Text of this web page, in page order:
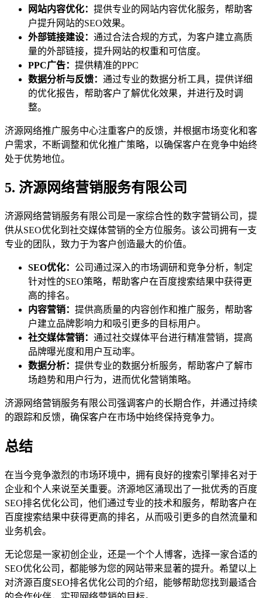
网站内容优化： 提供专业的网站内容优化服务，帮助客
户提升网站的SEO效果。
外部链接建设： 通过合法合规的方式，为客户建立高质
量的外部链接，提升网站的权重和可信度。
PPC广告： 提供精准的PPC
数据分析与反馈： 通过专业的数据分析工具，提供详细
的优化报告，帮助客户了解优化效果，并进行及时调
整。
济源网络推广服务中心注重客户的反馈，并根据市场变化和客
户需求，不断调整和优化推广策略，以确保客户在竞争中始终
处于优势地位。
5. 济源网络营销服务有限公司
济源网络营销服务有限公司是一家综合性的数字营销公司，提
供从SEO优化到社交媒体营销的全方位服务。该公司拥有一支
专业的团队，致力于为客户创造最大的价值。
SEO优化： 公司通过深入的市场调研和竞争分析，制定
针对性的SEO策略，帮助客户在百度搜索结果中获得更
高的排名。
内容营销： 提供高质量的内容创作和推广服务，帮助客
户建立品牌影响力和吸引更多的目标用户。
社交媒体营销： 通过社交媒体平台进行精准营销，提高
品牌曝光度和用户互动率。
数据分析： 提供专业的数据分析服务，帮助客户了解市
场趋势和用户行为，进而优化营销策略。
济源网络营销服务有限公司强调客户的长期合作，并通过持续
的跟踪和反馈，确保客户在市场中始终保持竞争力。
总结
在当今竞争激烈的市场环境中，拥有良好的搜索引擎排名对于
企业和个人来说至关重要。济源地区涌现出了一批优秀的百度
SEO排名优化公司，他们通过专业的技术和服务，帮助客户在
百度搜索结果中获得更高的排名，从而吸引更多的自然流量和
业务机会。
无论您是一家初创企业，还是一个个人博客，选择一家合适的
SEO优化公司，都能够为您的网站带来显著的提升。希望以上
对济源百度SEO排名优化公司的介绍，能够帮助您找到最适合